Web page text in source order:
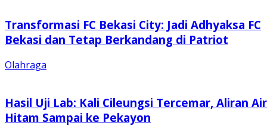
Transformasi FC Bekasi City: Jadi Adhyaksa FC
Bekasi dan Tetap Berkandang di Patriot
Olahraga
Hasil Uji Lab: Kali Cileungsi Tercemar, Aliran Air
Hitam Sampai ke Pekayon